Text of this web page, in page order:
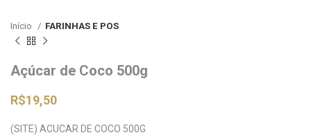
Início FARINHAS E POS
Açúcar de Coco 500g
R$19,50
(SITE) ACUCAR DE COCO 500G